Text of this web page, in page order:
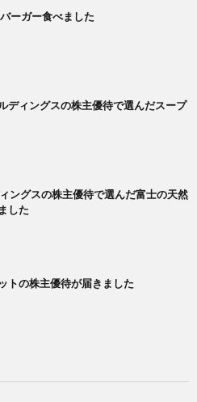
ーガー食べました
ディングスの株主優待で選んだスープ
ングスの株主優待で選んだ富士の天然
した
トの株主優待が届きました